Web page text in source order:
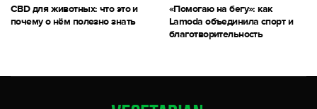
CBD для животных: что это и
почему о нём полезно знать
«Помогаю на бегу»: как
Lamoda объединила спорт и
благотворительность